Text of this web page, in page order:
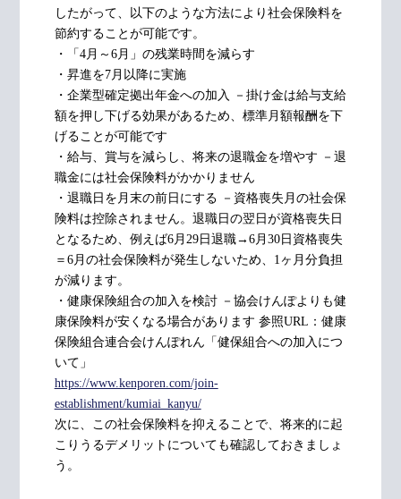
したがって、以下のような方法により社会保険料を
節約することが可能です。
・「4月～6月」の残業時間を減らす
・昇進を7月以降に実施
・企業型確定拠出年金への加入 －掛け金は給与支給
額を押し下げる効果があるため、標準月額報酬を下
げることが可能です
・給与、賞与を減らし、将来の退職金を増やす －退
職金には社会保険料がかかりません
・退職日を月末の前日にする －資格喪失月の社会保
険料は控除されません。退職日の翌日が資格喪失日
となるため、例えば6月29日退職→6月30日資格喪失
＝6月の社会保険料が発生しないため、1ヶ月分負担
が減ります。
・健康保険組合の加入を検討 －協会けんぽよりも健
康保険料が安くなる場合があります 参照URL：健康
保険組合連合会けんぽれん「健保組合への加入につ
いて」
https://www.kenporen.com/join-
establishment/kumiai_kanyu/
次に、この社会保険料を抑えることで、将来的に起
こりうるデメリットについても確認しておきましょ
う。